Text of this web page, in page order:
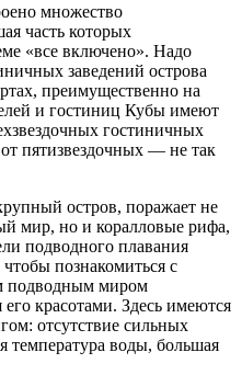
множество
часть которых
«все включено». Надо
заведений острова
преимущественно на
и гостиниц Кубы имеют
гостиничных
пятизвездочных — не так
остров, поражает не
мир, но и коралловые рифа,
подводного плавания
познакомиться с
подводным миром
красотами. Здесь имеются
отсутствие сильных
температура воды, большая